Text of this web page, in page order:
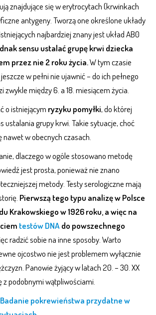
znajdujące się w erytrocytach (krwinkach
antygeny. Tworzą one określone układy
najbardziej znany jest układ AB0
sensu ustalać grupę krwi dziecka
przez nie 2 roku życia.W tym czasie
w pełni nie ujawnić – do ich pełnego
zwykle między 6. a 18. miesiącem życia.
o istniejącym ryzyku pomyłki, do której
ustalania grupy krwi. Takie sytuacje, choć
nawet w obecnych czasach.
dlaczego w ogóle stosowano metodę
jest prosta, ponieważ nie znano
metody. Testy serologiczne mają
Pierwszą tego typu analizę w Polsce
Krakowskiego w 1926 roku, a więc na
testów DNA do powszechnego
radzić sobie na inne sposoby. Warto
ojcostwo nie jest problemem wyłącznie
Panowie żyjący w latach 20. – 30. XX
z podobnymi wątpliwościami.
Badanie pokrewieństwa przydatne w